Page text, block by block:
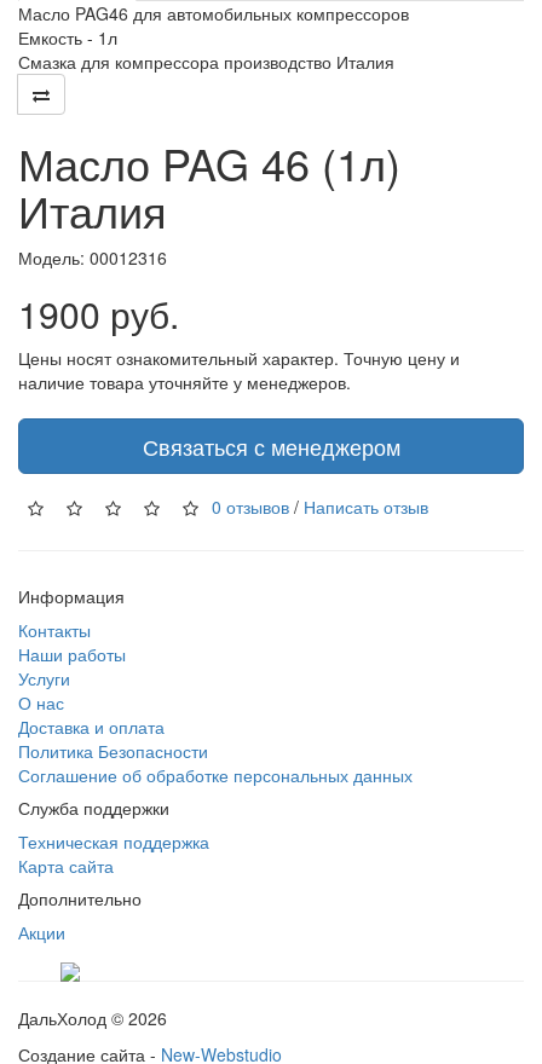
Масло PAG46 для автомобильных компрессоров
Емкость - 1л
Смазка для компрессора производство Италия
Масло PAG 46 (1л)
Италия
Модель: 00012316
1900 руб.
Цены носят ознакомительный характер. Точную цену и
наличие товара уточняйте у менеджеров.
Связаться с менеджером
0 отзывов / Написать отзыв
Информация
Контакты
Наши работы
Услуги
О нас
Доставка и оплата
Политика Безопасности
Соглашение об обработке персональных данных
Служба поддержки
Техническая поддержка
Карта сайта
Дополнительно
Акции
ДальХолод © 2026
Создание сайта - New-Webstudio